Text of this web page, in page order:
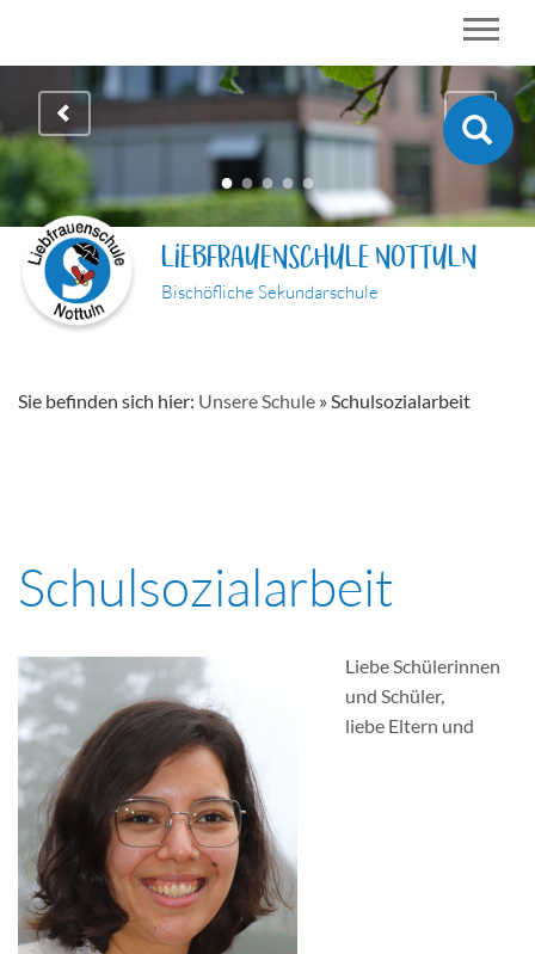
LIEBFRAUENSCHULE NOTTULN
Bischöfliche Sekundarschule
Sie befinden sich hier: Unsere Schule »Schulsozialarbeit
Schulsozialarbeit
Liebe Schülerinnen
und Schüler,
liebe Eltern und